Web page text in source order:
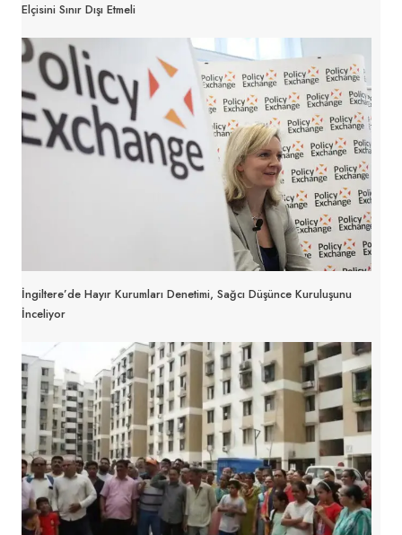
Elçisini Sınır Dışı Etmeli
İngiltere’de Hayır Kurumları Denetimi, Sağcı Düşünce Kuruluşunu
İnceliyor